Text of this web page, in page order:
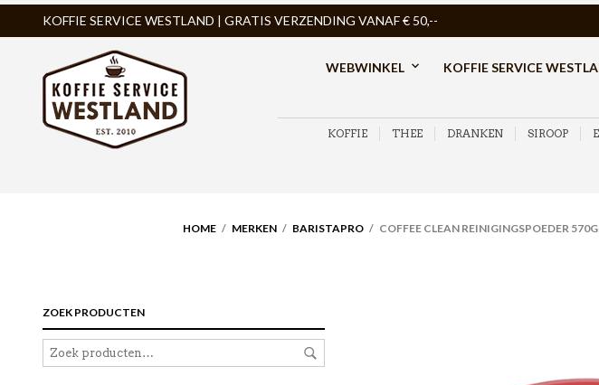
KOFFIE SERVICE WESTLAND | GRATIS VERZENDING VANAF € 50,--
WEBWINKEL KOFFIE SERVICE
KOFFIE THEE DRANKEN SIROOP
HOME / MERKEN / BARISTAPRO / COFFEE CLEAN REINIGINGSPOEDER
ZOEK PRODUCTEN